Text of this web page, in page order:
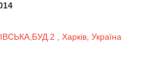
, Харків, Україна